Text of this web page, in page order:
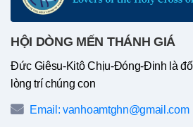
HỘI DÒNG MẾN THÁNH GIÁ
Đức Giêsu-Kitô Chịu-Đóng-Đinh là
lòng trí chúng con
Email: vanhoamtghn@gmail.com